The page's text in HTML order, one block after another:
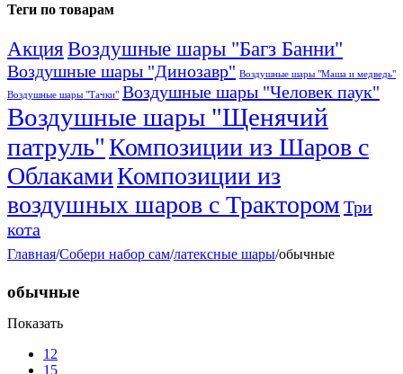
Теги по товарам
АкцияВоздушные шары "Багз Банни"
Воздушные шары "Динозавр" Воздушные шары "Маша и медведь"
Воздушные шары "Тачки" Воздушные шары "Человек паук"
Воздушные шары "Щенячий
патруль"Композиции из Шаров с
ОблакамиКомпозиции из
воздушных шаров с Трактором Три
кота
Главная/Собери набор сам/латексные шары/обычные
обычные
Показать
12
15